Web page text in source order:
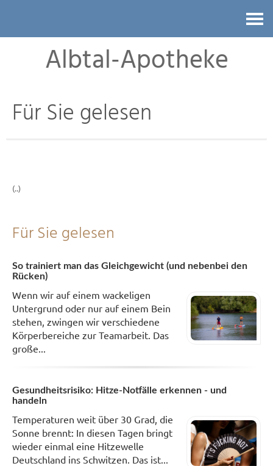
Albtal-Apotheke
Für Sie gelesen
(..)
Für Sie gelesen
So trainiert man das Gleichgewicht (und nebenbei den
Rücken)
Wenn wir auf einem wackeligen
Untergrund oder nur auf einem Bein
stehen, zwingen wir verschiedene
Körperbereiche zur Teamarbeit. Das
große...
Gesundheitsrisiko: Hitze-Notfälle erkennen - und
handeln
Temperaturen weit über 30 Grad, die
Sonne brennt: In diesen Tagen bringt
wieder einmal eine Hitzewelle
Deutschland ins Schwitzen. Das ist...